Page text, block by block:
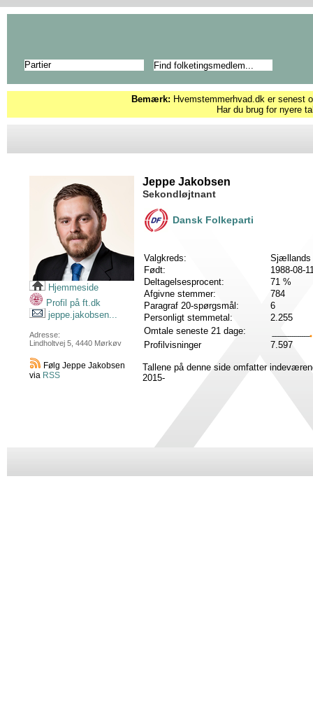
Partier
Bemærk: Hvemstemmerhvad.dk er senest
Har du brug for nyere
Hjemmeside
Profil på ft.dk
jeppe.jakobsen...
Adresse:
Lindholtvej 5, 4440 Mørkøv
Følg Jeppe Jakobsen
via RSS
Jeppe Jakobsen
Sekondløjtnant
Dansk Folkeparti
Valgkreds:
Sjællands
Født:
1988-08-
Deltagelsesprocent:
71 %
Afgivne stemmer:
784
Paragraf 20-spørgsmål:
6
Personligt stemmetal:
2.255
Omtale seneste 21 dage:
Profilvisninger
7.597
Tallene på denne side omfatter
2015-